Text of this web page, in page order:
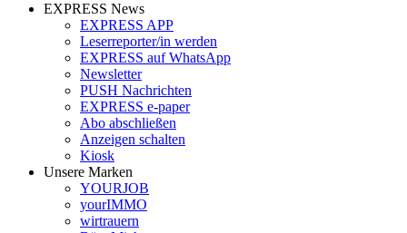
EXPRESS News
EXPRESS APP
Leserreporter/in werden
EXPRESS auf WhatsApp
Newsletter
PUSH Nachrichten
EXPRESS e-paper
Abo abschließen
Anzeigen schalten
Kiosk
Unsere Marken
YOURJOB
yourIMMO
wirtrauern